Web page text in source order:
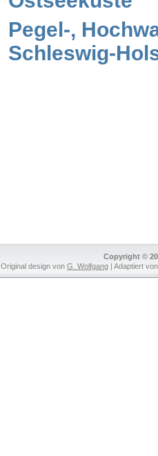
Pegel-,
Schleswig-
Copyright ©
Original design von G. Wolfgang | Adaptiert